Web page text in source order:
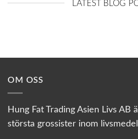
LATEST BLOG
OM OSS
Hung Fat Trading Asien Livs AB
största grossister inom